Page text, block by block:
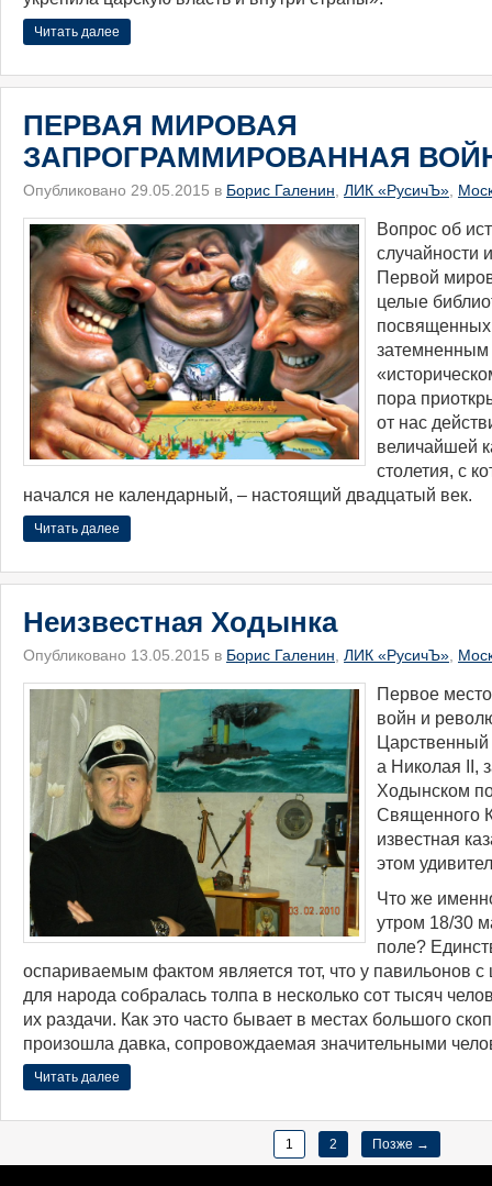
Читать далее
ПЕРВАЯ МИРОВАЯ
ЗАПРОГРАММИРОВАННАЯ
Опубликовано 29.05.2015 в Борис Галенин ЛИК «РусичЪ»
​Вопрос об
случайности
Первой
целые
затемненным
пора
от нас
величайшей
столетия, с
начался не календарный, ‒ настоящий двадцатый век.
Читать далее
Неизвестная Ходынка
Опубликовано 13.05.2015 в Борис Галенин ЛИК «РусичЪ»
Первое
войн и
Царственный
а Николая II,
Ходынском
Священного
известная
этом
Что же
утром 18/30
поле?
оспариваемым фактом является тот, что у павильонов
для народа собралась толпа в несколько сот тысяч
их раздачи. Как это часто бывает в местах большого
произошла давка, сопровождаемая значительными
Читать далее
1 2 Позже →